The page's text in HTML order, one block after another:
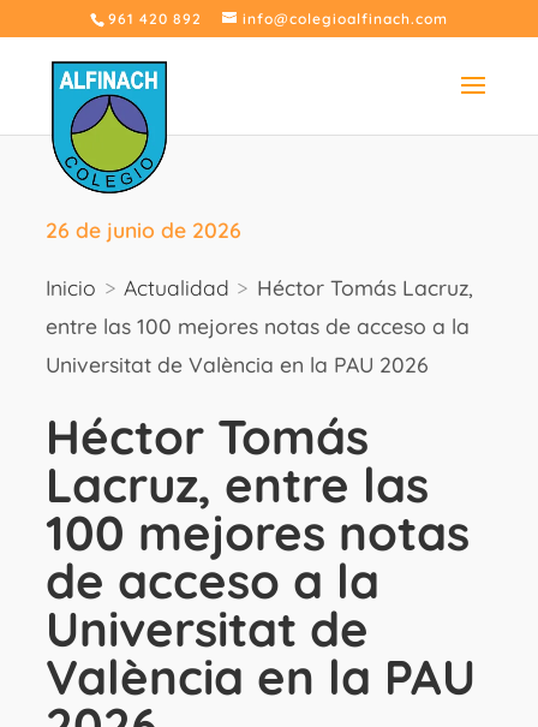
961 420 892 info@colegioalfinach.com
26 de junio de 2026
Inicio > Actualidad > Héctor Tomás Lacruz,
entre las 100 mejores notas de acceso a la
Universitat de València en la PAU 2026
Héctor Tomás
Lacruz, entre las
100 mejores notas
de acceso a la
Universitat de
València en la PAU